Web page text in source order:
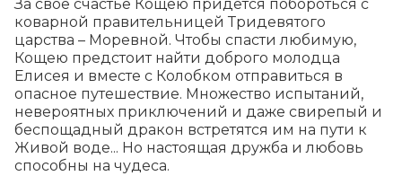
За свое счастье Кощею придется побороться с
коварной правительницей Тридевятого
царства – Моревной. Чтобы спасти любимую,
Кощею предстоит найти доброго молодца
Елисея и вместе с Колобком отправиться в
опасное путешествие. Множество испытаний,
невероятных приключений и даже свирепый и
беспощадный дракон встретятся им на пути к
Живой воде... Но настоящая дружба и любовь
способны на чудеса.